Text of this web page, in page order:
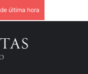
última hora